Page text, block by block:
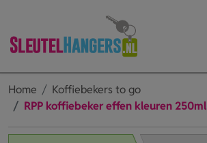
Home
Koffiebekers to go
RPP koffiebeker effen kleuren 250ml